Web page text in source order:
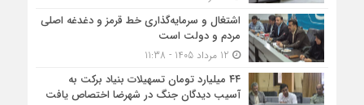
اشتغال و سرمایه‌گذاری خط قرمز و دغدغه اصلی
مردم و دولت است
۴۴ میلیارد تومان تسهیلات بنیاد برکت به
آسیب دیدگان جنگ در شهرضا اختصاص یافت